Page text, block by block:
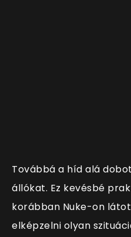
Továbbá a híd alá
állókat. Ez kevésbé
korábban Nuke-on
elképzelni olyan